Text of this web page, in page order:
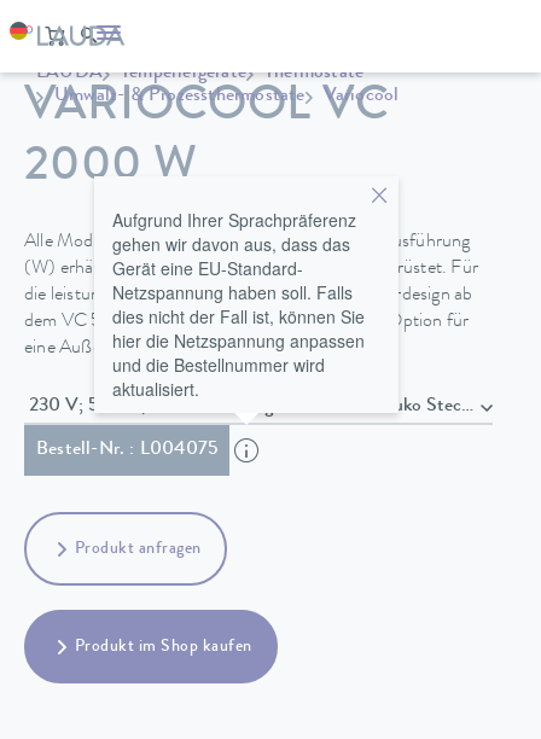
LAUDA Temperiergeräte
Thermostate
Umwälz- & Prozessthermostate
Variocool
VARIOCOOL VC
2000 W
Alle Modelle sind in luft- oder wassergekühlter Ausführung
(W) erhältlich und mit lenkbaren Festrollen ausgerüstet. Für
die leistungsstarken Prozessthermostate im Towerdesign ab
dem VC 5000 ist eine Schallisolierung oder die Option für
eine Außenaufstellung verfügbar.
230 V; 50 Hz , Netzkabel mit gewinkeltem Schuko Stecker
Bestell-Nr. : L004075
Aufgrund Ihrer Sprachpräferenz
gehen wir davon aus, dass das
Gerät eine EU-Standard-
Netzspannung haben soll. Falls
dies nicht der Fall ist, können Sie
hier die Netzspannung anpassen
und die Bestellnummer wird
aktualisiert.
Produkt anfragen
Produkt im Shop kaufen